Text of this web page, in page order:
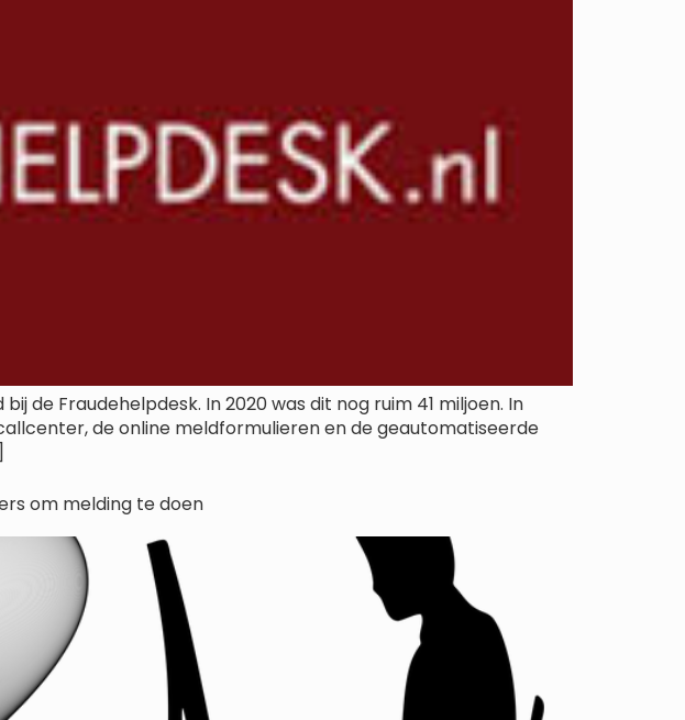
de Fraudehelpdesk. In 2020 was dit nog ruim 41 miljoen. In
de online meldformulieren en de geautomatiseerde
om melding te doen